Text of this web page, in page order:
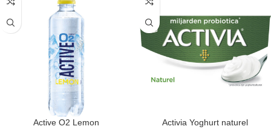
Active O2 Lemon Activia Yoghurt naturel